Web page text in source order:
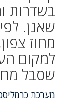
בשדרות
שאנן.
מחוז
למקום
שסבל
מערכת